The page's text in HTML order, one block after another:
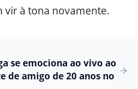
vir à tona novamente.
se emociona ao vivo ao
de amigo de 20 anos no